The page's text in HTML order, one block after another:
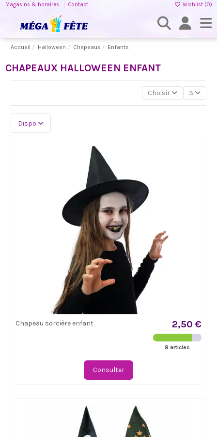
Magasins & horaires Contact Wishlist (0)
Accueil Halloween Chapeaux Enfants
CHAPEAUX HALLOWEEN ENFANT
Choisir 3
Dispo
Chapeau sorcière enfant 2,50 €
8 articles
Consulter